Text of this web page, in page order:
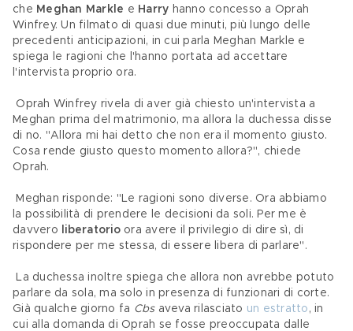
che Meghan Markle e Harry hanno concesso a Oprah
Winfrey. Un filmato di quasi due minuti, più lungo delle
precedenti anticipazioni, in cui parla Meghan Markle e
spiega le ragioni che l'hanno portata ad accettare
l'intervista proprio ora.
Meghan prima del matrimonio, ma allora la duchessa disse
di no. "Allora mi hai detto che non era il momento giusto.
Cosa rende giusto questo momento allora?", chiede
Oprah.
la possibilità di prendere le decisioni da soli. Per me è
davvero
liberatorio ora avere il privilegio di dire sì, di
rispondere per me stessa, di essere libera di parlare".
parlare da sola, ma solo in presenza di funzionari di corte.
Già qualche giorno fa Cbs aveva rilasciato un estratto , in
cui alla domanda di Oprah se fosse preoccupata dalle